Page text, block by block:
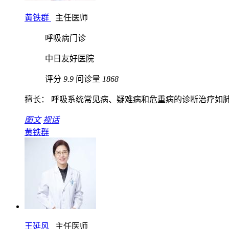
黄铁群 主任医师
呼吸病门诊
中日友好医院
评分 9.9 问诊量 1868
擅长： 呼吸系统常见病、疑难病和危重病的诊断治疗如
图文 视话
黄铁群
王延风 主任医师